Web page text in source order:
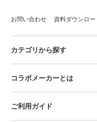
お問い合わせ 資料ダウンロー
カテゴリから探す
コラボメーカーとは
ご利用ガイド